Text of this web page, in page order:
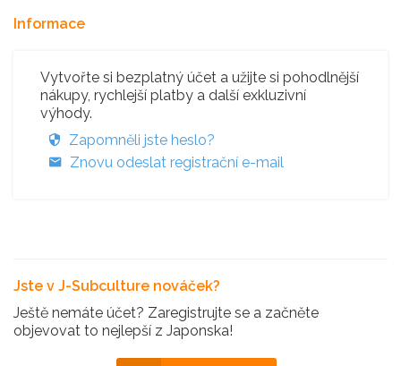
Informace
Vytvořte si bezplatný účet a užijte si pohodlnější
nákupy, rychlejší platby a další exkluzivní
výhody.
Zapomněli jste heslo?
Znovu odeslat registrační e-mail
Jste v J-Subculture nováček?
Ještě nemáte účet? Zaregistrujte se a začněte
objevovat to nejlepší z Japonska!